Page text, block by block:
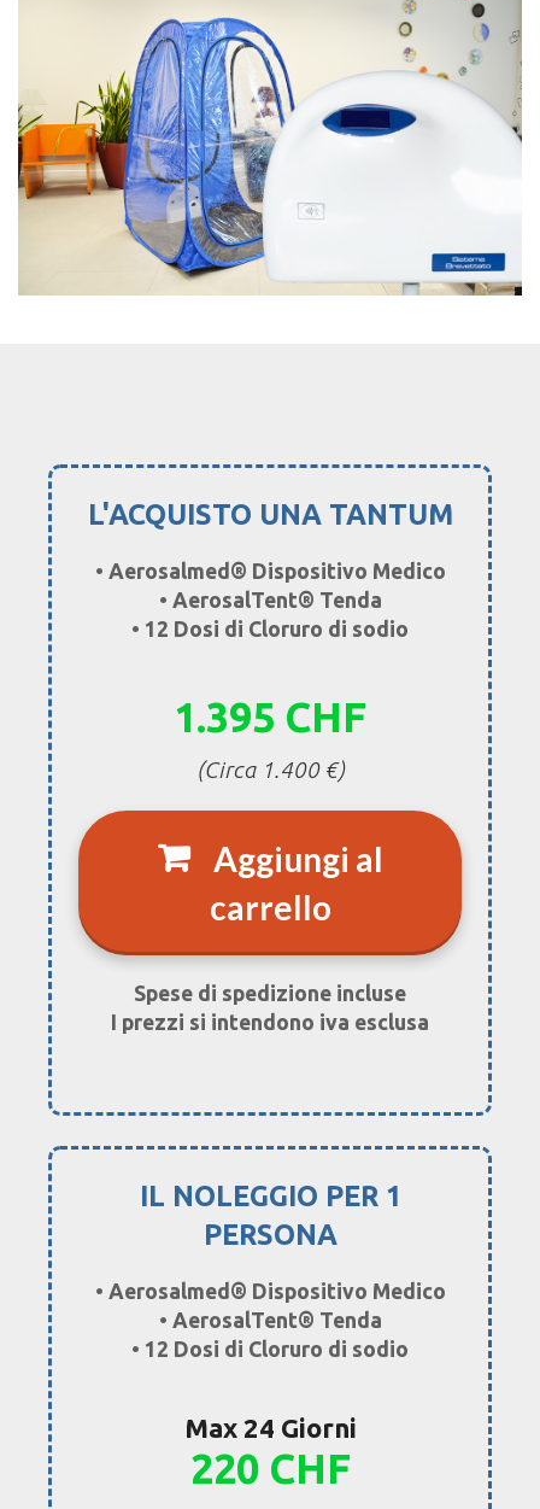
L'ACQUISTO UNA TANTUM
• Aerosalmed® Dispositivo Medico
• AerosalTent® Tenda
• 12 Dosi di Cloruro di sodio
1.395 CHF
(Circa 1.400 €)
Aggiungi al
carrello
Spese di spedizione incluse
I prezzi si intendono iva esclusa
IL NOLEGGIO PER 1
PERSONA
• Aerosalmed® Dispositivo Medico
• AerosalTent® Tenda
• 12 Dosi di Cloruro di sodio
Max 24 Giorni
220 CHF